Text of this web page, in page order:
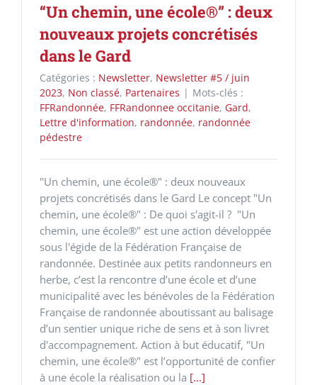
“Un chemin, une école®” : deux
nouveaux projets concrétisés
dans le Gard
Catégories : Newsletter, Newsletter #5 / juin
2023, Non classé, Partenaires | Mots-clés :
FFRandonnée, FFRandonnee occitanie, Gard,
Lettre d'information, randonnée, randonnée
pédestre
"Un chemin, une école®" : deux nouveaux
projets concrétisés dans le Gard Le concept "Un
chemin, une école®" : De quoi s'agit-il ? "Un
chemin, une école®" est une action développée
sous l'égide de la Fédération Française de
randonnée. Destinée aux petits randonneurs en
herbe, c’est la rencontre d’une école et d’une
municipalité avec les bénévoles de la Fédération
Française de randonnée aboutissant au balisage
d’un sentier unique riche de sens et à son livret
d'accompagnement. Action à but éducatif, "Un
chemin, une école®" est l’opportunité de confier
à une école la réalisation ou la [...]